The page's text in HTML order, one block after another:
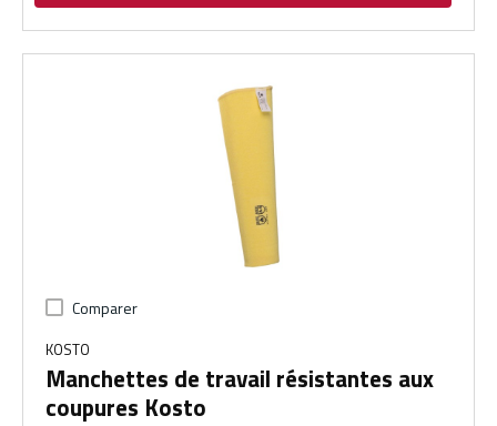
Comparer
KOSTO
Manchettes de travail résistantes aux
coupures Kosto